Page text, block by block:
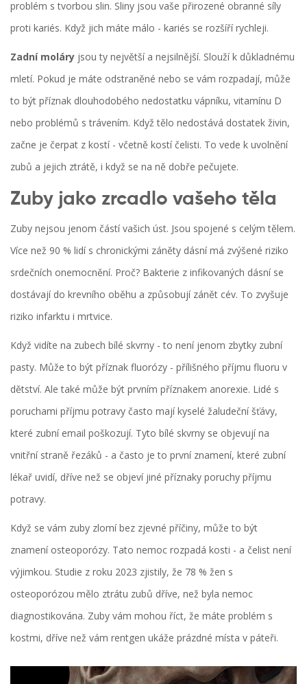
problém s tvorbou slin. Sliny jsou vaše přirozené obranné síly
proti kariés. Když jich máte málo - kariés se rozšíří rychleji.
Zadní moláry jsou ty největší a nejsilnější. Slouží k důkladnému
mletí. Pokud je máte odstraněné nebo se vám rozpadají, může
to být příznak dlouhodobého nedostatku vápníku, vitamínu D
nebo problémů s trávením. Když tělo nedostává dostatek živin,
začne je čerpat z kostí - včetně kostí čelisti. To vede k uvolnění
zubů a jejich ztrátě, i když se na ně dobře pečujete.
Zuby jako zrcadlo vašeho těla
Zuby nejsou jenom částí vašich úst. Jsou spojené s celým tělem.
Více než 90 % lidí s chronickými záněty dásní má zvýšené riziko
srdečních onemocnění. Proč? Bakterie z infikovaných dásní se
dostávají do krevního oběhu a způsobují zánět cév. To zvyšuje
riziko infarktu i mrtvice.
Když vidíte na zubech bílé skvrny - to není jenom zbytky zubní
pasty. Může to být příznak fluorózy - přílišného příjmu fluoru v
dětství. Ale také může být prvním příznakem anorexie. Lidé s
poruchami příjmu potravy často mají kyselé žaludeční šťávy,
které zubní email poškozují. Tyto bílé skvrny se objevují na
vnitřní straně řezáků - a často je to první znamení, které zubní
lékař uvidí, dříve než se objeví jiné příznaky poruchy příjmu
potravy.
Když se vám zuby zlomí bez zjevné příčiny, může to být
znamení osteoporózy. Tato nemoc rozpadá kosti - a čelist není
výjimkou. Studie z roku 2023 zjistily, že 78 % žen s
osteoporózou mělo ztrátu zubů dříve, než byla nemoc
diagnostikována. Zuby vám mohou říct, že máte problém s
kostmi, dříve než vám rentgen ukáže prázdné místa v páteři.